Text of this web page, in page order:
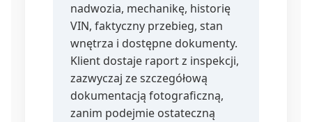
nadwozia, mechanikę, historię
VIN, faktyczny przebieg, stan
wnętrza i dostępne dokumenty.
Klient dostaje raport z inspekcji,
zazwyczaj ze szczegółową
dokumentacją fotograficzną,
zanim podejmie ostateczną